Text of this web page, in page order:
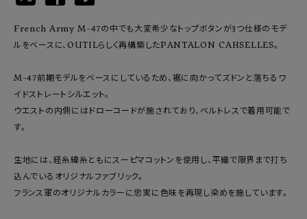
French Army M-47の中でも大変希少なトップボタンが3つ仕様のモデ
ルをベースに、OUTILらしく再構築したPANTALON CAHSELLES。
M-47前期モデルをベースにしているため、裾に向かってズドンと落ちるワ
イドストレートシルエット。
ウエストの内側にはドローコードが施されており、ベルトレスで着用可能で
す。
生地には、経糸緯糸ともにスーピマコットンを使用し、平織で限界まで打ち
込んでいるオリジナルファブリック。
フランス軍のオリジナルカラーに忠実に色味を再現し染めを施しています。